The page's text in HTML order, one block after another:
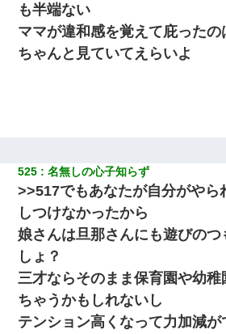
ホテルに泊まったんだけど従業員が最悪
故私が怒鳴られなきゃいけなかったのだ
せたら...
【ワロタ】姉から「肉食系14才、乳丸出
け」というタイトルで画像が送られてきた
昨日37歳のおばさんと行為したんだけど
新築の家で。クラクラするくらいの「白
嫁＆娘「そんな匂いしない…」ある日、
ークですね！」俺（！？）
も半端ない
ママが違和感を覚えて庇ったの
ちゃんと見ていてえらいよ
525 名無しの心子知らず
>>517でもあなたが自分がやら
しつけなかったから
娘さんは旦那さんにも遊びの
しょ？
三才ならそのまま保育園や幼稚
ちゃうかもしれないし
テンション高くなって力加減が